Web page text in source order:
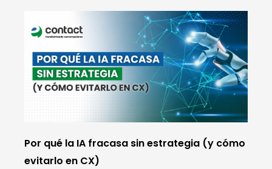
Por qué la IA fracasa sin estrategia (y cómo
evitarlo en CX)